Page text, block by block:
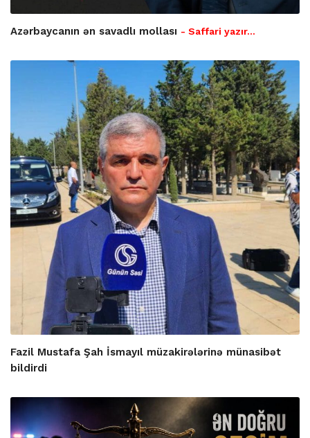
Azərbaycanın ən savadlı mollası - Saffari yazır…
Fazil Mustafa Şah İsmayıl müzakirələrinə münasibət
bildirdi